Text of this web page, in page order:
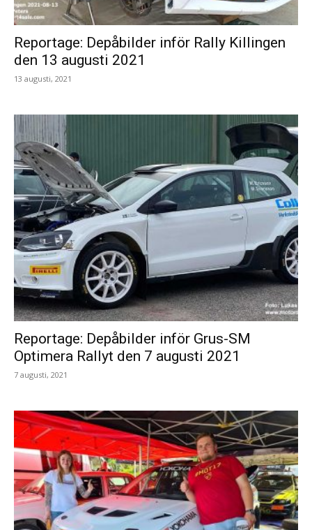
Reportage: Depåbilder inför Rally Killingen
den 13 augusti 2021
13 augusti, 2021
Reportage: Depåbilder inför Grus-SM
Optimera Rallyt den 7 augusti 2021
7 augusti, 2021